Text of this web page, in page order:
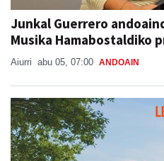
Junkal Guerrero
Musika Hamabostaldiko
Aiurri abu 05, 07:00 ANDOAIN